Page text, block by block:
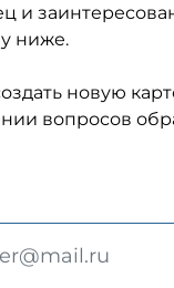
и
ниже.
новую
вопросов